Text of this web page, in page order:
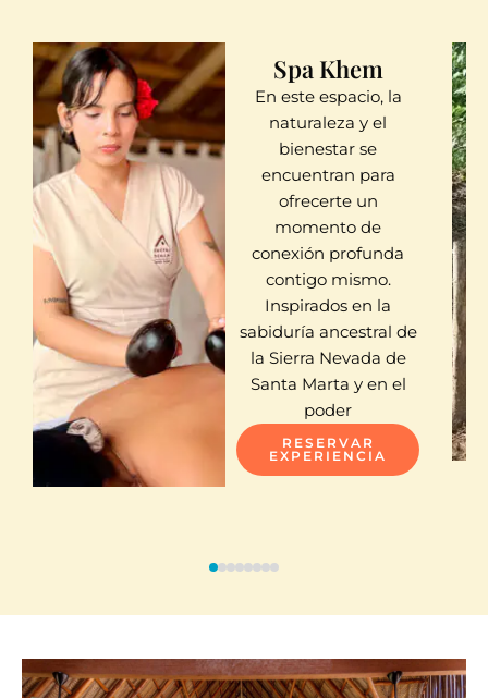
Spa Khem
En este espacio, la
naturaleza y el
bienestar se
encuentran para
ofrecerte un
momento de
conexión profunda
contigo mismo.
Inspirados en la
sabiduría ancestral de
la Sierra Nevada de
Santa Marta y en el
poder
RESERVAR
EXPERIENCIA